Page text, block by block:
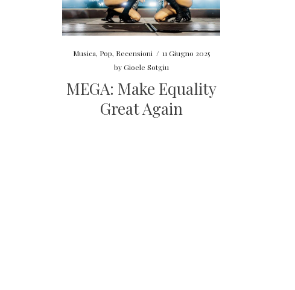
Musica, Pop, Recensioni / 11 Giugno 2025
byGioele Sotgiu
MEGA: Make Equality
Great Again